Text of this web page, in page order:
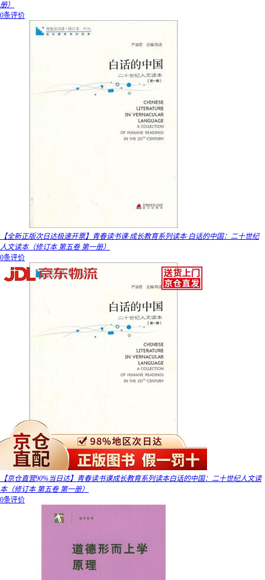
册）
0条评价
【全新正版次日达极速开票】青春读书课·成长教育系列读本·白话的中国：二十世纪
人文读本（修订本 第五卷 第一册）
0条评价
【京仓直营90%当日达】青春读书课成长教育系列读本白话的中国：二十世纪人文读
本（修订本 第五卷 第一册）
0条评价